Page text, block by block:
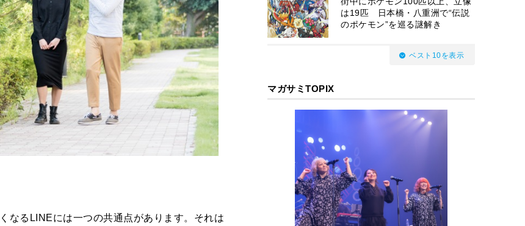
なるLINEには一つの共通点があります。それは
は19匹 日本橋・八重洲で“伝説
のポケモン”を巡る謎解き
ベスト10を表示
マガサミTOPIX